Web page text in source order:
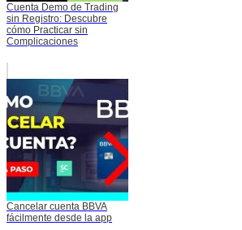
Cuenta Demo de Trading
sin Registro: Descubre
cómo Practicar sin
Complicaciones
Cancelar cuenta BBVA
fácilmente desde la app